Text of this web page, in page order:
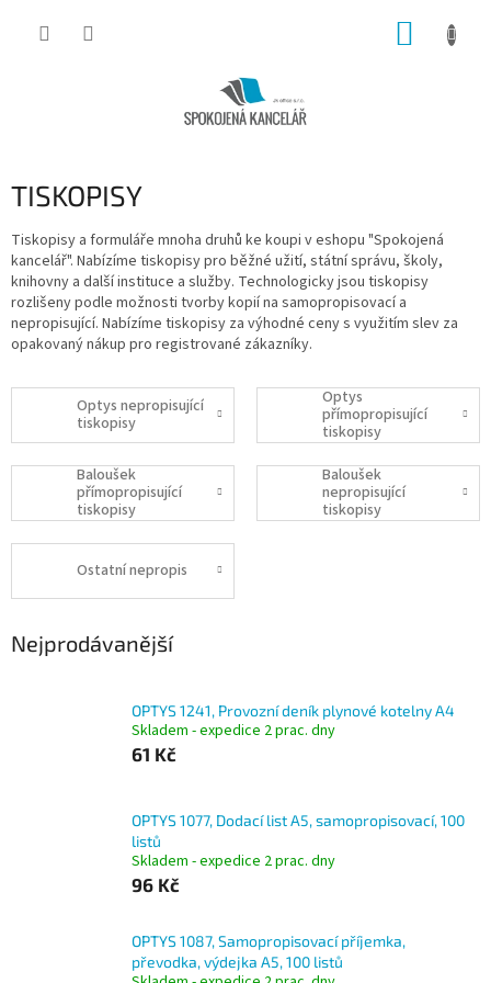
TISKOPISY
Tiskopisy a formuláře mnoha druhů ke koupi v eshopu "Spokojená
kancelář". Nabízíme tiskopisy pro běžné užití, státní správu, školy,
knihovny a další instituce a služby. Technologicky jsou tiskopisy
rozlišeny podle možnosti tvorby kopií na samopropisovací a
nepropisující. Nabízíme tiskopisy za výhodné ceny s využitím slev za
opakovaný nákup pro registrované zákazníky.
Optys nepropisující
tiskopisy
Optys
přímopropisující
tiskopisy
Baloušek
přímopropisující
tiskopisy
Baloušek
nepropisující
tiskopisy
Ostatní nepropis
Nejprodávanější
OPTYS 1241, Provozní deník plynové kotelny A4
Skladem - expedice 2 prac. dny
61 Kč
OPTYS 1077, Dodací list A5, samopropisovací, 100
listů
Skladem - expedice 2 prac. dny
96 Kč
OPTYS 1087, Samopropisovací příjemka,
převodka, výdejka A5, 100 listů